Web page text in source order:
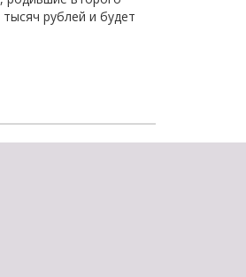
рублей и будет